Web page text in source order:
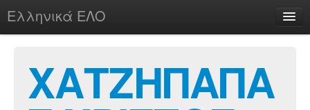
Ελληνικά ΕΛΟ
ΧΑΤΖΗΠΑΠΑ